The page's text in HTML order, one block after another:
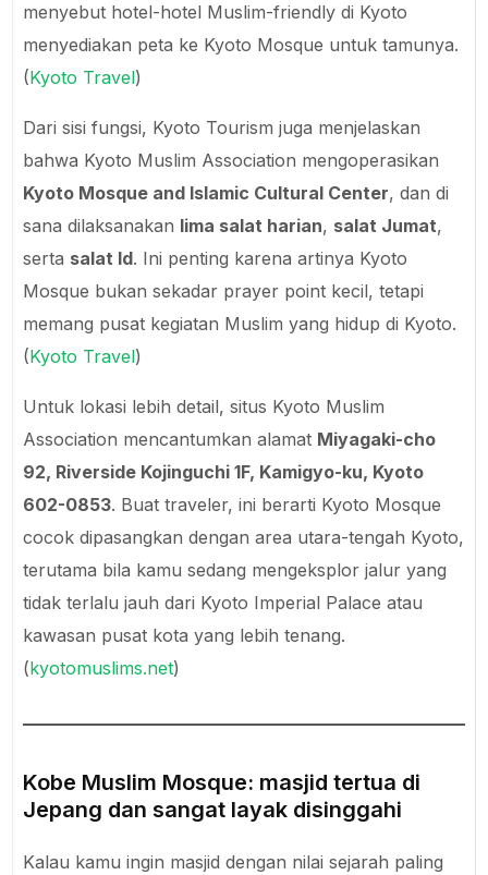
menyebut hotel-hotel Muslim-friendly di Kyoto
menyediakan peta ke Kyoto Mosque untuk tamunya.
(Kyoto Travel)
Dari sisi fungsi, Kyoto Tourism juga menjelaskan
bahwa Kyoto Muslim Association mengoperasikan
Kyoto Mosque and Islamic Cultural Center, dan di
sana dilaksanakan lima salat harian, salat Jumat,
serta salat Id. Ini penting karena artinya Kyoto
Mosque bukan sekadar prayer point kecil, tetapi
memang pusat kegiatan Muslim yang hidup di Kyoto.
(Kyoto Travel)
Untuk lokasi lebih detail, situs Kyoto Muslim
Association mencantumkan alamat Miyagaki-cho
92, Riverside Kojinguchi 1F, Kamigyo-ku, Kyoto
602-0853. Buat traveler, ini berarti Kyoto Mosque
cocok dipasangkan dengan area utara-tengah Kyoto,
terutama bila kamu sedang mengeksplor jalur yang
tidak terlalu jauh dari Kyoto Imperial Palace atau
kawasan pusat kota yang lebih tenang.
(kyotomuslims.net)
Kobe Muslim Mosque: masjid tertua di
Jepang dan sangat layak disinggahi
Kalau kamu ingin masjid dengan nilai sejarah paling